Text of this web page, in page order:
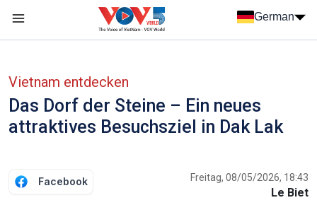
German
Vietnam entdecken
Das Dorf der Steine – Ein neues
attraktives Besuchsziel in Dak Lak
Facebook Freitag, 08/05/2026, 18:43
Le Biet